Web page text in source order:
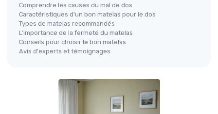
Comprendre les causes du mal de dos
Caractéristiques d'un bon matelas pour le dos
Types de matelas recommandés
L'importance de la fermeté du matelas
Conseils pour choisir le bon matelas
Avis d'experts et témoignages